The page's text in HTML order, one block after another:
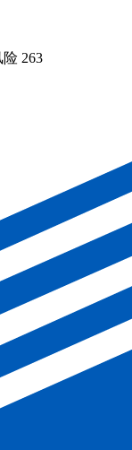
险 263